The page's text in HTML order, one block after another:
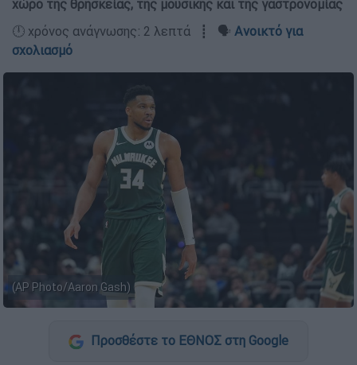
χώρο της θρησκείας, της μουσικής και της γαστρονομίας
🕛 χρόνος ανάγνωσης: 2 λεπτά ┋ 🗣️ Ανοικτό για
σχολιασμό
(AP Photo/Aaron Gash)
Προσθέστε το ΕΘΝΟΣ στη Google